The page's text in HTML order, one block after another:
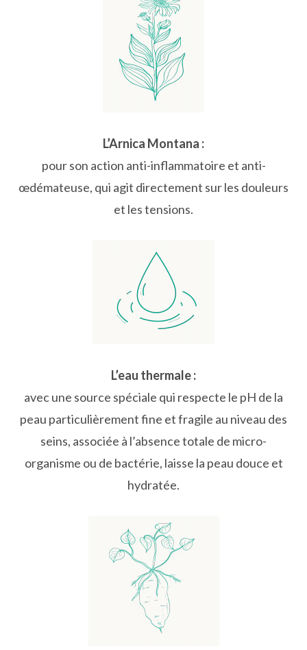
L’Arnica Montana :
pour son action anti-inflammatoire et anti-
œdémateuse, qui agit directement sur les douleurs
et les tensions.
L’eau thermale :
avec une source spéciale qui respecte le pH de la
peau particulièrement fine et fragile au niveau des
seins, associée à l’absence totale de micro-
organisme ou de bactérie, laisse la peau douce et
hydratée.